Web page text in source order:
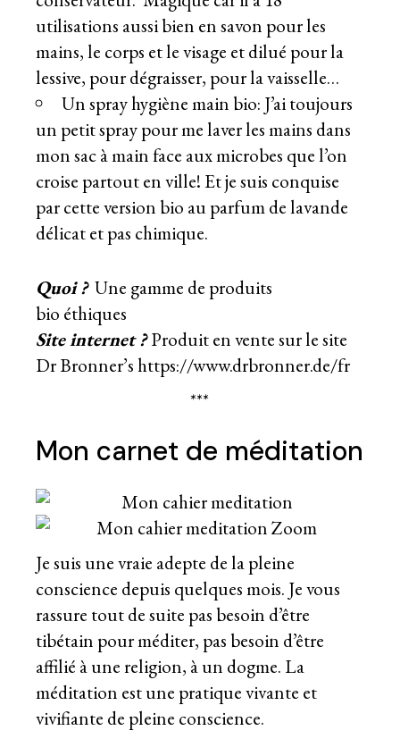
utilisations aussi bien en savon pour les
mains, le corps et le visage et dilué pour la
lessive, pour dégraisser, pour la vaisselle…
Un spray hygiène main bio: J’ai toujours
un petit spray pour me laver les mains dans
mon sac à main face aux microbes que l’on
croise partout en ville! Et je suis conquise
par cette version bio au parfum de lavande
délicat et pas chimique.
Quoi ?Une gamme de produits
bio éthiques
Site internet ?Produit en vente sur le site
Dr Bronner’s https://www.drbronner.de/fr
***
Mon carnet de méditation
Je suis une vraie adepte de la pleine
conscience depuis quelques mois. Je vous
rassure tout de suite pas besoin d’être
tibétain pour méditer, pas besoin d’être
affilié à une religion, à un dogme. La
méditation est une pratique vivante et
vivifiante de pleine conscience.